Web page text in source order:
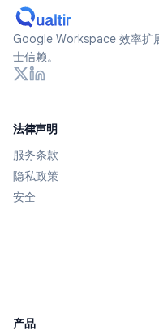
Google Workspace 效率扩
士信赖。
法律声明
服务条款
隐私政策
安全
产品